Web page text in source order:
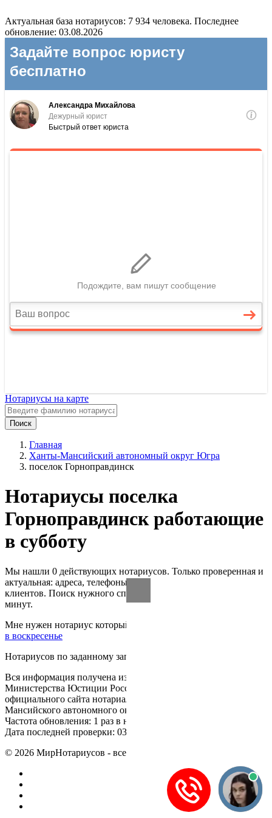
Актуальная база нотариусов: 7 934 человека. Последнее
обновление: 03.08.2026
Нотариусы на карте
Поиск
Главная
Ханты-Мансийский автономный округ Югра
поселок Горноправдинск
Нотариусы поселка
Горноправдинск работающие
в субботу
Мы нашли 0 действующих нотариусов. Только проверенная и
актуальная: адреса, телефоны, время работы, цены, отзывы
клиентов. Поиск нужного специалиста займёт не более 3
минут.
Мне нужен нотариус который работает:
в воскресенье
Нотариусов по заданному запросу не найдено.
Вся информация получена из открытого реестра
Министерства Юстиции Российской Федерации и с
официального сайта нотариальной палаты Ханты-
Мансийского автономного округа Югра.
Частота обновления: 1 раз в неделю.
Дата последней проверки: 03.08.2026
© 2026 МирНотариусов - все права зашищены